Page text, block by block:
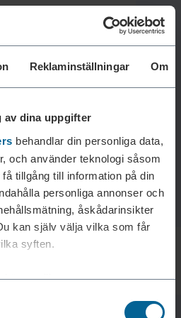
Reklaminställningar Om
av dina uppgifter
behandlar din personliga data,
och använder teknologi såsom
tillgång till information på din
personliga annonser och
åskådarinsikter
kan själv välja vilka som får
syften.
även vilja:
på upp till flera meter
reklam...